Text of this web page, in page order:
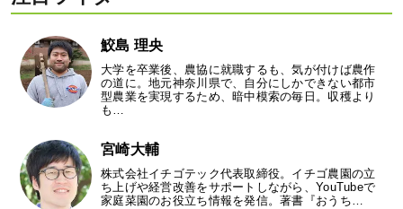
鮫島 理央
大学を卒業後、農協に就職するも、気が付けば農作
の道に。地元神奈川県で、自分にしかできない都市
型農業を実現するため、暗中模索の毎日。収穫より
も…
宮崎大輔
株式会社イチゴテック代表取締役。イチゴ農園の立
ち上げや経営改善をサポートしながら、YouTubeで
家庭菜園のお役立ち情報を発信。著書『おうち…